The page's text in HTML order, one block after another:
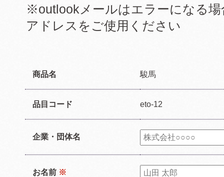
※outlookメールはエラーになる
アドレスをご使用ください
商品名 駿馬
品目コード eto-12
企業・団体名
お名前 ※